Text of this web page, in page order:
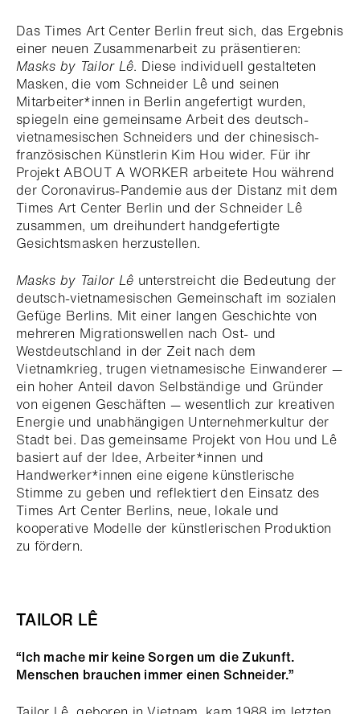
Das Times Art Center Berlin freut sich, das Ergebnis
einer neuen Zusammenarbeit zu präsentieren:
Masks by Tailor Lê. Diese individuell gestalteten
Masken, die vom Schneider Lê und seinen
Mitarbeiter*innen in Berlin angefertigt wurden,
spiegeln eine gemeinsame Arbeit des deutsch-
vietnamesischen Schneiders und der chinesisch-
französischen Künstlerin Kim Hou wider. Für ihr
Projekt ABOUT A WORKER arbeitete Hou während
der Coronavirus-Pandemie aus der Distanz mit dem
Times Art Center Berlin und der Schneider Lê
zusammen, um dreihundert handgefertigte
Gesichtsmasken herzustellen.
Masks by Tailor Lê unterstreicht die Bedeutung der
deutsch-vietnamesischen Gemeinschaft im sozialen
Gefüge Berlins. Mit einer langen Geschichte von
mehreren Migrationswellen nach Ost- und
Westdeutschland in der Zeit nach dem
Vietnamkrieg, trugen vietnamesische Einwanderer —
ein hoher Anteil davon Selbständige und Gründer
von eigenen Geschäften — wesentlich zur kreativen
Energie und unabhängigen Unternehmerkultur der
Stadt bei. Das gemeinsame Projekt von Hou und Lê
basiert auf der Idee, Arbeiter*innen und
Handwerker*innen eine eigene künstlerische
Stimme zu geben und reflektiert den Einsatz des
Times Art Center Berlins, neue, lokale und
kooperative Modelle der künstlerischen Produktion
zu fördern.
TAILOR LÊ
“Ich mache mir keine Sorgen um die Zukunft.
Menschen brauchen immer einen Schneider.”